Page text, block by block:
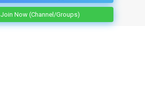
Join Now (Channel/Groups)